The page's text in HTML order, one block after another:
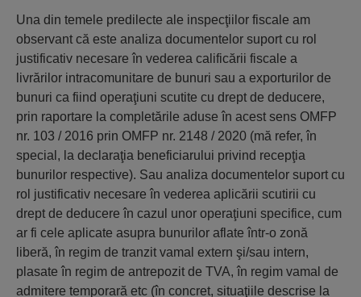
Una din temele predilecte ale inspecţiilor fiscale am
observant că este analiza documentelor suport cu rol
justificativ necesare în vederea calificării fiscale a
livrărilor intracomunitare de bunuri sau a exporturilor de
bunuri ca fiind operaţiuni scutite cu drept de deducere,
prin raportare la completările aduse în acest sens OMFP
nr. 103 / 2016 prin OMFP nr. 2148 / 2020 (mă refer, în
special, la declaraţia beneficiarului privind recepţia
bunurilor respective). Sau analiza documentelor suport cu
rol justificativ necesare în vederea aplicării scutirii cu
drept de deducere în cazul unor operaţiuni specifice, cum
ar fi cele aplicate asupra bunurilor aflate într-o zonă
liberă, în regim de tranzit vamal extern şi/sau intern,
plasate în regim de antrepozit de TVA, în regim vamal de
admitere temporară etc (în concret, situaţiile descrise la